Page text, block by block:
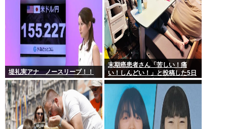
堤礼実アナ ノースリーブ！！
末期癌患者さん「苦しい！痛
い！しんどい！」と投稿した5日
後に穏やかに旅立つ